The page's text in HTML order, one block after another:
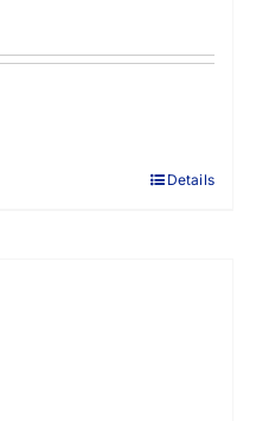
Details